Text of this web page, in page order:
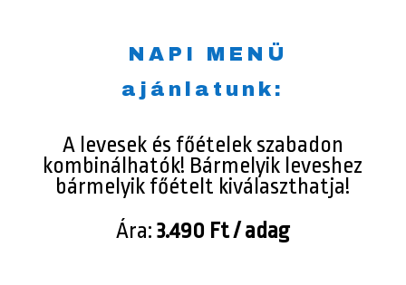
NAPI MENÜ
ajánlatunk:
A levesek és főételek szabadon
kombinálhatók! Bármelyik leveshez
bármelyik főételt kiválaszthatja!
Ára: 3.490 Ft / adag